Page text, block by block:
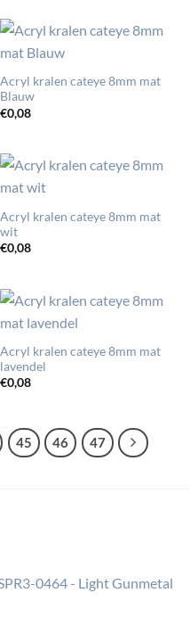
Acryl kralen cateye 8mm mat
Blauw
€0,08
Acryl kralen cateye 8mm mat
wit
€0,08
Acryl kralen cateye 8mm mat
lavendel
€0,08
45 46 47
0464 - Light Gunmetal